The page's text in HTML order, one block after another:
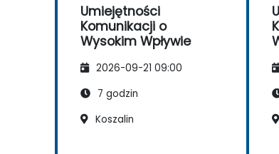
Umiejętności
Komunikacji o
Wysokim Wpływie
2026-09-21 09:00
7 godzin
Koszalin